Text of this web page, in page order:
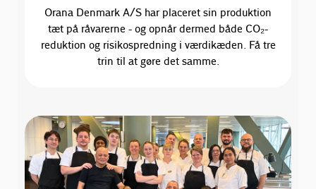
Orana Denmark A/S har placeret sin produktion
tæt på råvarerne - og opnår dermed både CO₂-
reduktion og risikospredning i værdikæden. Få tre
trin til at gøre det samme.